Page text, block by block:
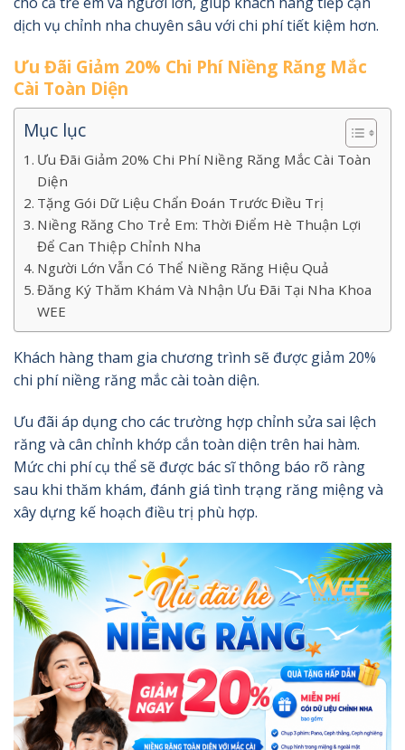
dịch vụ chỉnh nha chuyên sâu với chi phí tiết kiệm hơn.
Ưu Đãi Giảm 20% Chi Phí Niềng Răng Mắc
Cài Toàn Diện
Mục lục
Ưu Đãi Giảm 20% Chi Phí Niềng Răng Mắc Cài Toàn
Diện
Tặng Gói Dữ Liệu Chẩn Đoán Trước Điều Trị
Niềng Răng Cho Trẻ Em: Thời Điểm Hè Thuận Lợi
Để Can Thiệp Chỉnh Nha
Người Lớn Vẫn Có Thể Niềng Răng Hiệu Quả
Đăng Ký Thăm Khám Và Nhận Ưu Đãi Tại Nha Khoa
WEE
Khách hàng tham gia chương trình sẽ được giảm 20%
chi phí niềng răng mắc cài toàn diện.
Ưu đãi áp dụng cho các trường hợp chỉnh sửa sai lệch
răng và cân chỉnh khớp cắn toàn diện trên hai hàm.
Mức chi phí cụ thể sẽ được bác sĩ thông báo rõ ràng
sau khi thăm khám, đánh giá tình trạng răng miệng và
xây dựng kế hoạch điều trị phù hợp.